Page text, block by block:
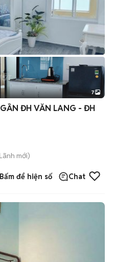
+2
7
ĐH VĂN LANG - ĐH
mới)
Bấm để hiện số Chat